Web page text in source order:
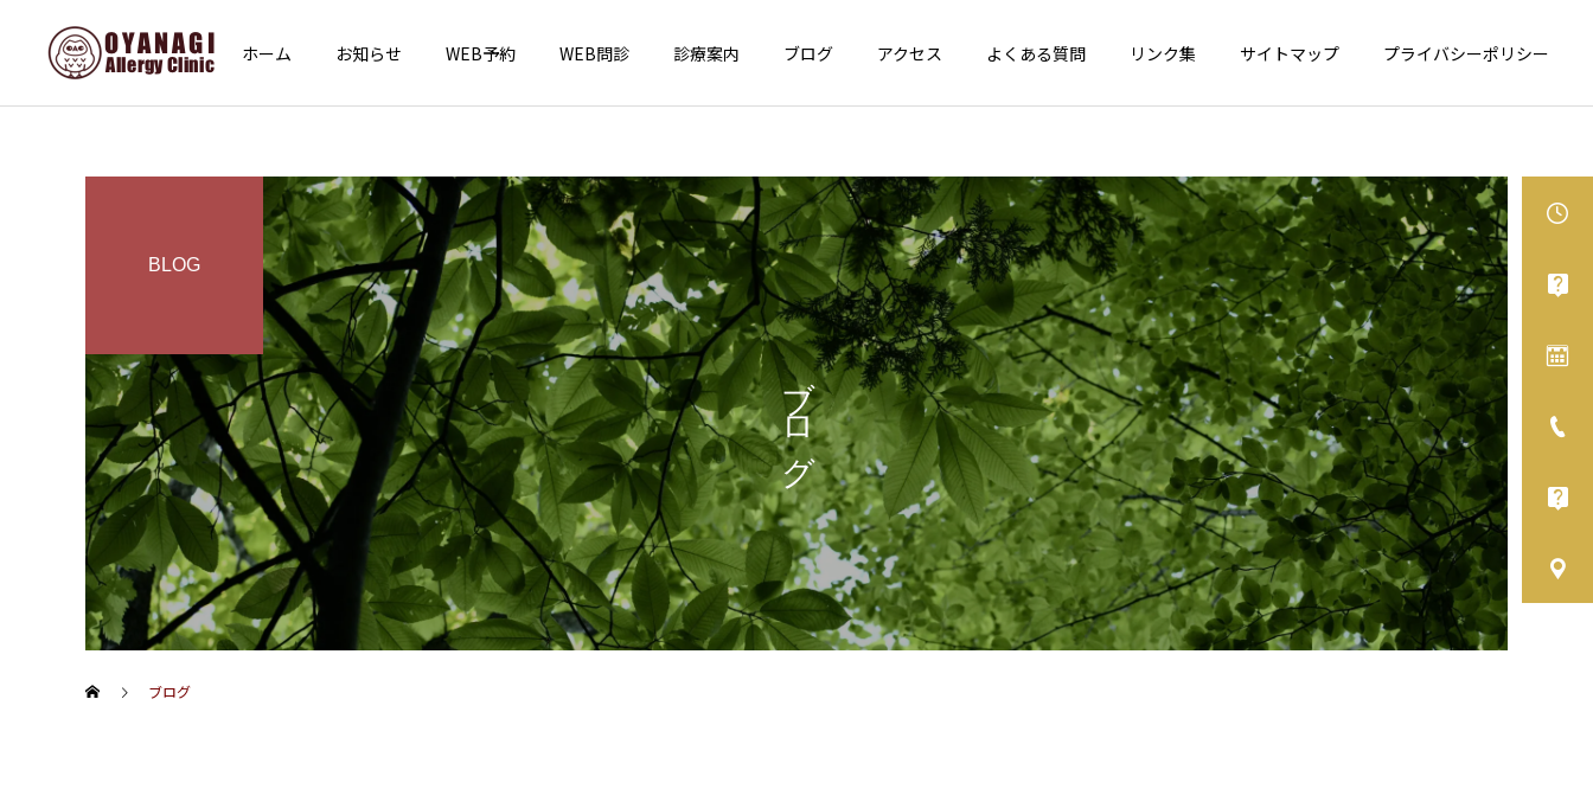
ホーム お知らせ WEB予約 WEB問診 診療案内 ブログ アクセス よくある質問 リンク集 サイトマップ プライバシーポリシー
あけましておめでとうござ
その他
子宮頸がん予防接種（HPV
ワクチン）を開始します
インフォメーション
4周年！
一般小児疾患
はしか（麻疹）が全国で急
増中！ お子さんのワクチン
接種、確認しましょう！
食物アレルギー
カシューナッツが表示義務
化へ
アレルギー性鼻炎
舌下免疫療法、オススメで
す！
ブログ
BLOG
ブログ